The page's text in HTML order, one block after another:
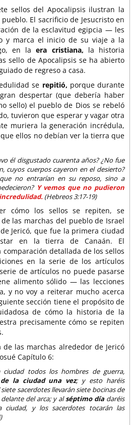
sellos del Apocalipsis ilustran la
El sacrificio de Jesucristo en
de la esclavitud egipcia — les
y marca el inicio de su viaje a la
en laera cristiana, la historia
sello de Apocalipsis se ha abierto
de regreso a casa.
se repitió, porque durante
despertar (que debería haber
sello) el pueblo de Dios se rebeló
tuvieron que esperar y vagar otra
muriera la generación incrédula,
ellos no debían ver la tierra que
él disgustado cuarenta años? ¿No fue
cuyos cuerpos cayeron en el desierto?
no entrarían en su reposo, sino a
Y vemos que no pudieron
(Hebreos 3:17-19)
cómo los sellos se repiten, se
las marchas del pueblo de Israel
Jericó, que fue la primera ciudad
en la tierra de Canaán. El
comparación detallada de los sellos
en la serie de los artículos
de artículos no puede pasarse
alimento sólido — las lecciones
y no voy a reiterar mucho acerca
sección tiene el propósito de
de cómo la historia de la
precisamente cómo se repiten
de las marchas alrededor de Jericó
Capítulo 6:
ciudad todos los hombres de guerra,
la ciudad una vez; y esto haréis
siete sacerdotes llevarán siete bocinas de
del arca; y alséptimo díadaréis
y los sacerdotes tocarán las